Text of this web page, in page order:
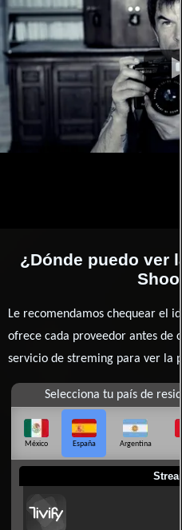
¿Dónde puedo ver
Le recomendamos chequear el
ofrece cada proveedor antes de
servicio de streming para ver la
Selecciona tu país de
México España Argentina